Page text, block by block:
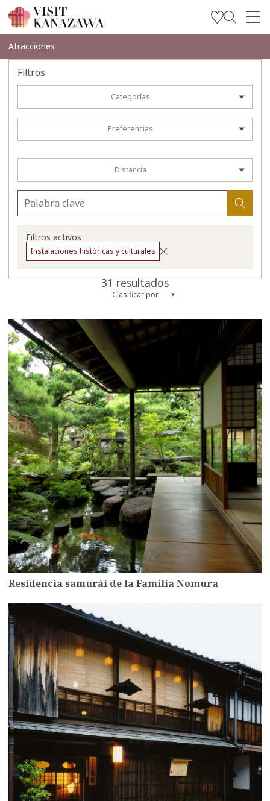
Inspírese
Explore
Travel Trade and Media
Atracciones
Filtros
Categorías
Preferencias
Distancia
Filtros activos
Instalaciones históricas y culturales
31 resultados
Clasificar por
Residencia samurái de la Familia Nomura
more
more